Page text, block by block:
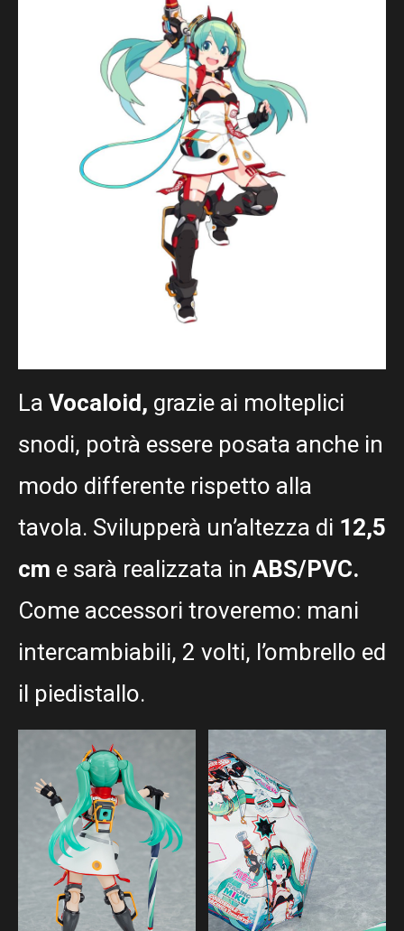
La Vocaloid, grazie ai molteplici
snodi, potrà essere posata anche in
modo differente rispetto alla
tavola. Svilupperà un’altezza di 12,5
cm e sarà realizzata in ABS/PVC.
Come accessori troveremo: mani
intercambiabili, 2 volti, l’ombrello ed
il piedistallo.